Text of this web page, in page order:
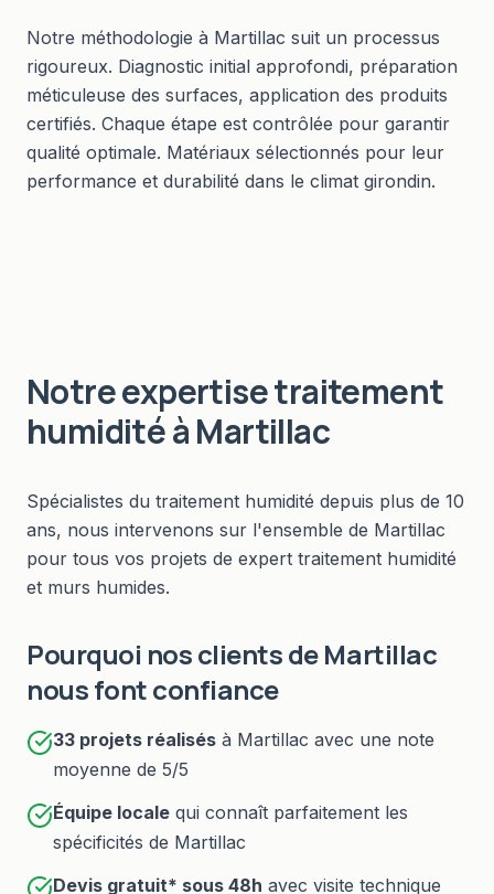
Notre méthodologie à Martillac suit un processus
rigoureux. Diagnostic initial approfondi, préparation
méticuleuse des surfaces, application des produits
certifiés. Chaque étape est contrôlée pour garantir
qualité optimale. Matériaux sélectionnés pour leur
performance et durabilité dans le climat girondin.
Notre expertisetraitement
humiditéàMartillac
Spécialistes du traitement humidité depuis plus de 10
ans, nous intervenons sur l'ensemble de Martillac
pour tous vos projets de expert traitement humidité
et murs humides.
Pourquoi nos clients deMartillac
nous font confiance
33 projets réalisés à Martillac avec une note
moyenne de 5/5
Équipe locale qui connaît parfaitement les
spécificités de Martillac
Devis gratuit* sous 48h avec visite technique